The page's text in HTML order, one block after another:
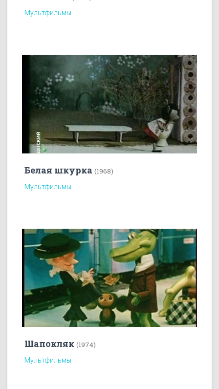
Мультфильмы
Белая шкурка (1968)
Мультфильмы
Шапокляк (1974)
Мультфильмы